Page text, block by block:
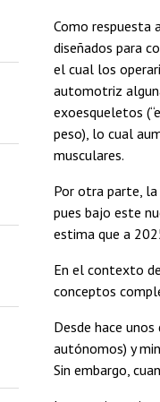
Como respuesta
diseñados para
el cual los
automotriz
exoesqueletos
peso), lo cual
musculares.
Por otra parte, la
pues bajo este
estima que a
En el contexto
conceptos
Desde hace
autónomos) y
Sin embargo,